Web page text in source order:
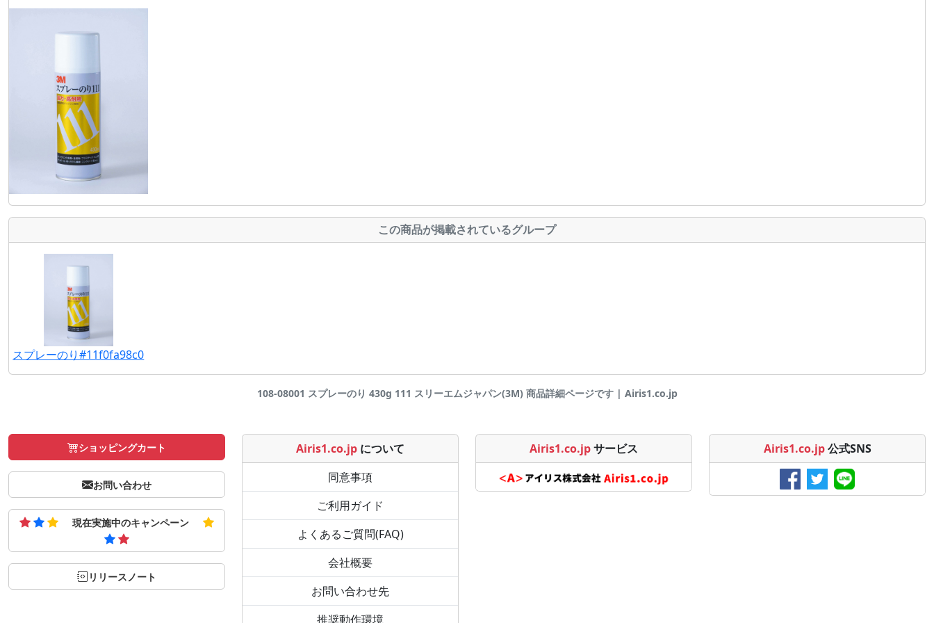
この商品が掲載されているグループ
スプレーのり#11f0fa98c0
108-08001 スプレーのり 430g 111 スリーエムジャパン(3M) 商品詳細ページです | Airis1.co.jp
ショッピングカート
お問い合わせ
現在実施中のキャンペーン
リリースノート
Airis1.co.jp について
同意事項
ご利用ガイド
よくあるご質問(FAQ)
会社概要
お問い合わせ先
推奨動作環境
Airis1.co.jpサービス Airis1.co.jp 公式SNS